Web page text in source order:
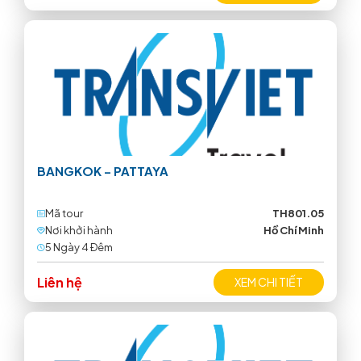
BANGKOK – PATTAYA
Mã tour
TH801.05
Nơi khởi hành
Hồ Chí Minh
5 Ngày 4 Ðêm
Liên hệ XEM CHI TIẾT